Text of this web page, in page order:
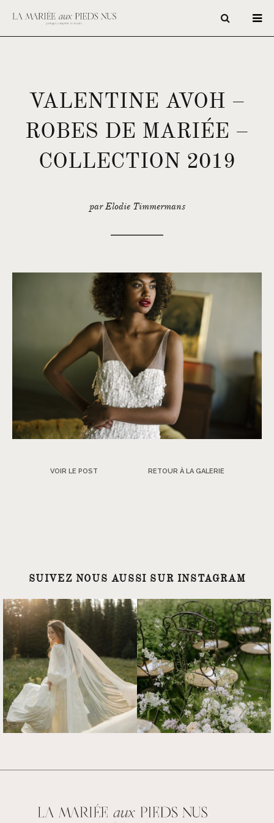
VALENTINE AVOH –
ROBES DE MARIÉE –
COLLECTION 2019
par Elodie Timmermans
VOIR LE POST RETOUR À LA GALERIE
SUIVEZ NOUS AUSSI SUR INSTAGRAM